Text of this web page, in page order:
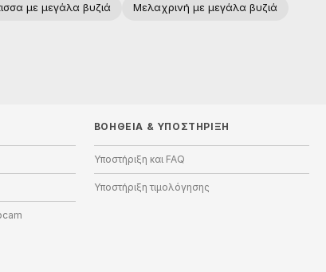
με μεγάλα βυζιά
Μελαχρινή με μεγάλα βυζιά
ΒΟΉΘΕΙΑ & ΥΠΟΣΤΉΡΙΞΗ
Υποστήριξη και FAQ
Υποστήριξη τιμολόγησης